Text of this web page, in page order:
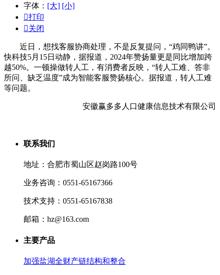
字体： [大] [小]
打印
关闭
近日，想找客服协商处理，不是反复提问，“鸡同鸭讲”。
快科技5月15日动静，据报道，2024年赞扬量更是同比增加跨
越50%。一顿操做转人工，有消费者反映，“转人工难、答非
所问、缺乏温度”成为智能客服赞扬核心。据报道，转人工难
等问题。
安徽赢多多人口健康信息技术有限公司
联系我们
地址：合肥市蜀山区赵岗路100号
业务咨询：0551-65167366
技术支持：0551-65167838
邮箱：hz@163.com
主要产品
加强盐湖全财产链结构和整合